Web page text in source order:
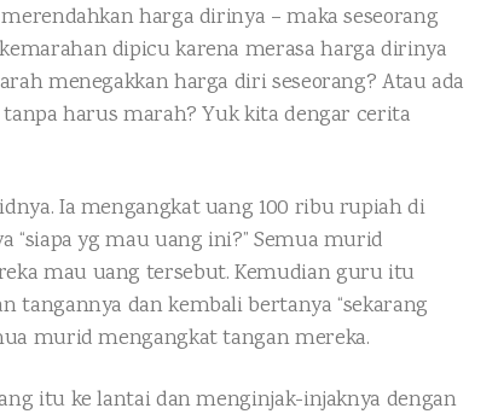
harga dirinya – maka seseorang
dipicu karena merasa harga dirinya
menegakkan harga diri seseorang? Atau ada
harus marah? Yuk kita dengar cerita
Ia mengangkat uang 100 ribu rupiah di
yg mau uang ini?” Semua murid
mau uang tersebut. Kemudian guru itu
tangannya dan kembali bertanya “sekarang
murid mengangkat tangan mereka.
itu ke lantai dan menginjak-injaknya dengan